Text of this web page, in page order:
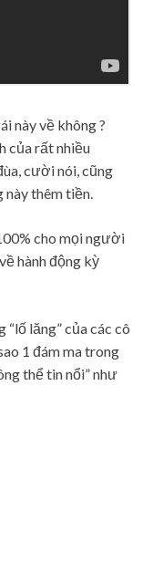
này về không ?
của rất nhiều
cười nói, cũng
này thêm tiền.
cho mọi người
hành động kỳ
“lố lăng” của các cô
1 đám ma trong
thể tin nổi” như